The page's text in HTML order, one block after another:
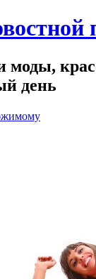
моды,
день